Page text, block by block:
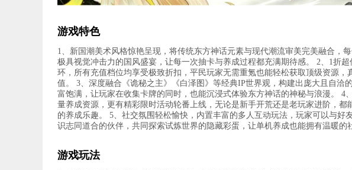
游戏特色
1、新国潮美术风格惊艳呈现，将传统东方神话元素与现代潮流审美完美融合，
极具视觉冲击力的国风盛宴，让每一次抽卡与养成过程都充满期待感。 2、1折
环，所有充值档位均享受极致折扣，平民玩家无需重氪也能轻松获取顶级资源
值。 3、深度融合《诡秘之主》《白泽图》等经典IP世界观，构建出庞大且自洽
富饱满，让玩家在收集卡牌的同时，也能沉浸式体验东方神话的神秘与浪漫。 4
量养成资源，更有精彩限时活动轮番上线，无论是新手开荒还是老玩家进阶，
的养成乐趣。 5、社交氛围轻松愉快，内置丰富的多人互动玩法，玩家可以与
识志同道合的伙伴，共同探索试炼世界的隐藏彩蛋，让单机养成也能拥有温暖的
游戏玩法